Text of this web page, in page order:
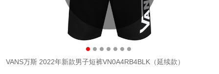
VANS万斯 2022年新款男子短裤VN0A4RB4BLK（延续款）